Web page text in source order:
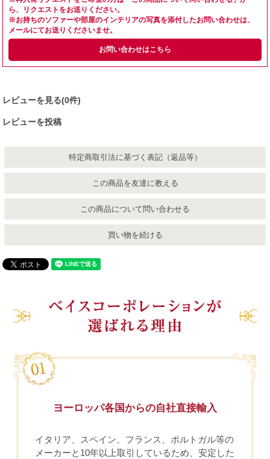
ら、リクエストをお送りください。
※お持ちのソファーや部屋のインテリアの写真を添付したお問い合わせは、
メールにてお送りくださいませ。
お問い合わせはこちら
レビューを見る(0件)
レビューを投稿
特定商取引法に基づく表記（返品等）
この商品を友達に教える
この商品について問い合わせる
買い物を続ける
ヨーロッパ各国からの自社直接輸入
イタリア、スペイン、フランス、ポルトガル等の
メーカーと10年以上取引しているため、安定した